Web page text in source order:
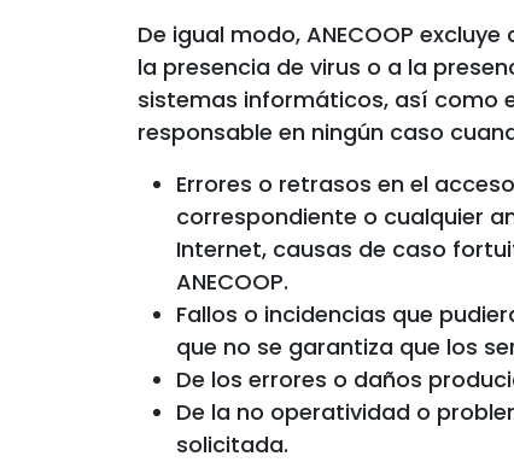
De igual modo, ANECOOP
la presencia de virus o a la
sistemas informáticos, así como
responsable en ningún caso
Errores o retrasos en el
correspondiente o cualquier
Internet, causas de caso
ANECOOP.
Fallos o incidencias que
que no se garantiza que los
De los errores o daños
De la no operatividad o
solicitada.